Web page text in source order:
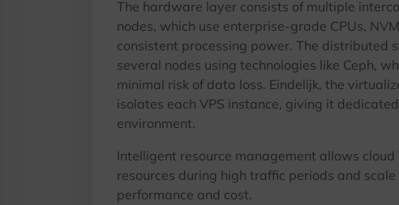
The hardware layer consists of multiple
nodes, which use enterprise-grade CPUs,
consistent processing power. The distributed
several nodes using technologies like Ceph,
minimal risk of data loss. Eindelijk, the
isolates each VPS instance, giving it
environment.
Intelligent resource management allows
resources during high traffic periods and
performance and cost.